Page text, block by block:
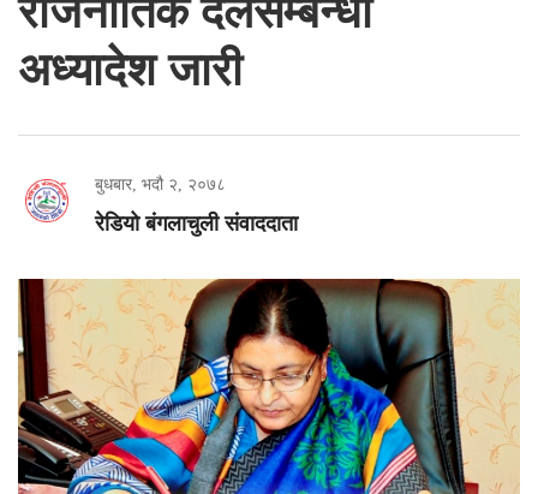
राजनीतिक दलसम्बन्धी
अध्यादेश जारी
बुधबार, भदौ २, २०७८
रेडियो बंगलाचुली संवाददाता